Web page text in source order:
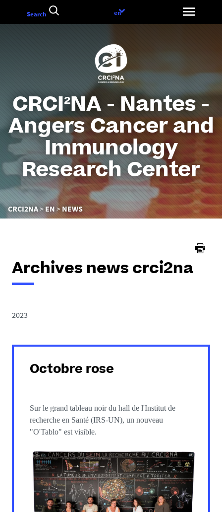
to
CRCI²NA - Nantes -
Angers Cancer and
Immunology
Research Center
You
are
CRCI2NA EN NEWS
Search
Language
en
Archives news crci2na
2023
Octobre rose
Sur le grand tableau noir du hall de l'Institut de
recherche en Santé (IRS-UN), un nouveau
"O'Tablo" est visible.